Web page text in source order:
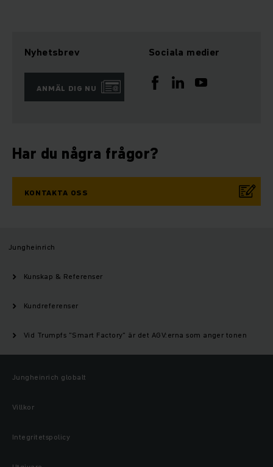
Nyhetsbrev
ANMÄL DIG NU
Sociala medier
Har du några frågor?
KONTAKTA OSS
Jungheinrich
Kunskap & Referenser
Kundreferenser
Vid Trumpfs "Smart Factory" är det AGV:erna som anger tonen
Jungheinrich globalt
Villkor
Integritetspolicy